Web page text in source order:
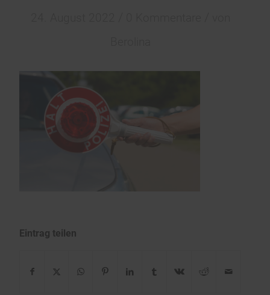
Eintrag teilen